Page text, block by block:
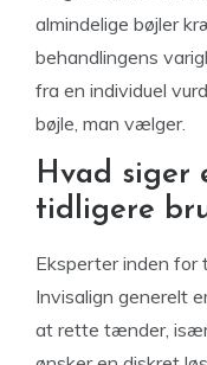
almindelige bøjler
behandlingens
fra en individuel
bøjle, man vælger.
Hvad siger
tidligere
Eksperter inden for
Invisalign generelt
at rette tænder,